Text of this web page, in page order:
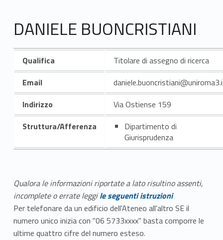
DANIELE BUONCRISTIANI
Qualifica
Titolare di assegno di ricerca
Email
Indirizzo
Via Ostiense 159
Struttura/Afferenza
Dipartimento di
Giurisprudenza
Qualora le informazioni riportate a lato risultino assenti,
incomplete o errate leggile seguenti istruzioni
Per telefonare da un edificio dell'Ateneo all'altro SE il
numero unico inizia con "06 5733xxxx" basta comporre le
ultime quattro cifre del numero esteso.